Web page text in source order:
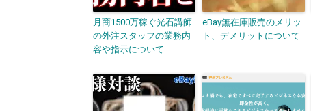
月商1500万稼ぐ光石講師
の外注スタッフの業務内
容や指示について
eBay無在庫販売のメリッ
ト、デメリットについて